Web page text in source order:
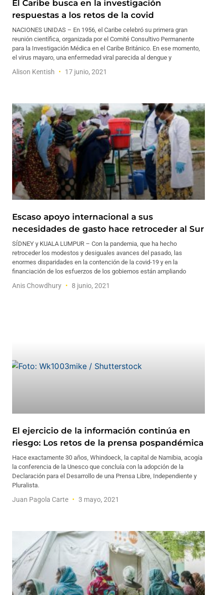
El Caribe busca en la investigación
respuestas a los retos de la covid
NACIONES UNIDAS – En 1956, el Caribe celebró su primera gran
reunión científica, organizada por el Comité Consultivo Permanente
para la Investigación Médica en el Caribe Británico. En ese momento,
el virus mayaro, una enfermedad viral parecida al dengue y
Alison Kentish 17 junio, 2021
Escaso apoyo internacional a sus
necesidades de gasto hace retroceder al Sur
SÍDNEY y KUALA LUMPUR – Con la pandemia, que ha hecho
retroceder los modestos y desiguales avances del pasado, las
enormes disparidades en la contención de la covid-19 y en la
financiación de los esfuerzos de los gobiernos están ampliando
Anis Chowdhury 8 junio, 2021
El ejercicio de la información continúa en
riesgo: Los retos de la prensa pospandémica
Hace exactamente 30 años, Whindoeck, la capital de Namibia, acogía
la conferencia de la Unesco que concluía con la adopción de la
Declaración para el Desarrollo de una Prensa Libre, Independiente y
Pluralista.
Juan Pagola Carte 3 mayo, 2021